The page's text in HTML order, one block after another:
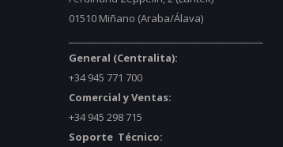
01510 Miñano (Araba/Álava)
General (Centralita):
+34 945 771 700
Comercial y Ventas:
+34 945 298 715
Soporte Técnico: